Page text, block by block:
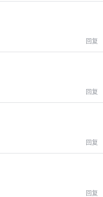
回复
回复
回复
回复